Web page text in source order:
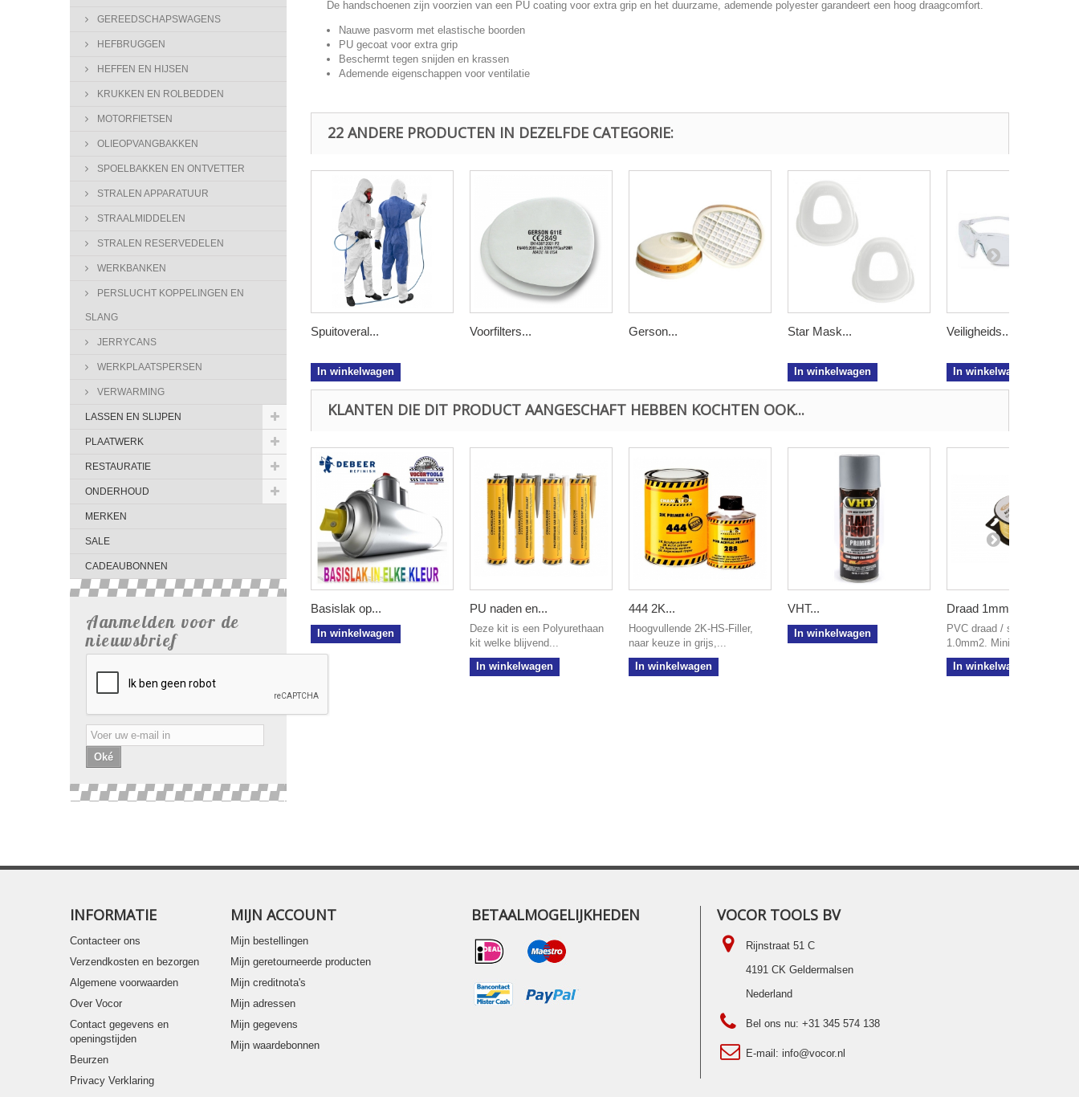
GEREEDSCHAPSWAGENS
HEFBRUGGEN
HEFFEN EN HIJSEN
KRUKKEN EN ROLBEDDEN
MOTORFIETSEN
OLIEOPVANGBAKKEN
SPOELBAKKEN EN ONTVETTER
STRALEN APPARATUUR
STRAALMIDDELEN
STRALEN RESERVEDELEN
WERKBANKEN
PERSLUCHT KOPPELINGEN EN
SLANG
JERRYCANS
WERKPLAATSPERSEN
VERWARMING
LASSEN EN SLIJPEN
PLAATWERK
RESTAURATIE
ONDERHOUD
MERKEN
SALE
CADEAUBONNEN
Aanmelden voor de
nieuwsbrief
Oké
De handschoenen zijn voorzien van een PU coating voor extra grip en het duurzame, ademende polyester garandeert een hoog draagcomfort.
Nauwe pasvorm met elastische boorden
PU gecoat voor extra grip
Beschermt tegen snijden en krassen
Ademende eigenschappen voor ventilatie
22 ANDERE PRODUCTEN IN DEZELFDE CATEGORIE:
Spuitoveral...
In winkelwagen
Voorfilters... Gerson... Star Mask...
In winkelwagen
Veiligheids...
In winkelwagen
KLANTEN DIE DIT PRODUCT AANGESCHAFT HEBBEN KOCHTEN OOK...
Basislak op...
In winkelwagen
PU naden en...
Deze kit is een Polyurethaan
kit welke blijvend...
In winkelwagen
444 2K...
Hoogvullende 2K-HS-Filler,
naar keuze in grijs,...
In winkelwagen
VHT...
In winkelwagen
Draad 1mm2...
PVC draad / snoer
1.0mm2. Mini haspel met
In winkelwagen
INFORMATIE
Contacteer ons
Verzendkosten en bezorgen
Algemene voorwaarden
Over Vocor
Contact gegevens en
openingstijden
Beurzen
Privacy Verklaring
MIJN ACCOUNT
Mijn bestellingen
Mijn geretourneerde producten
Mijn creditnota's
Mijn adressen
Mijn gegevens
Mijn waardebonnen
BETAALMOGELIJKHEDEN VOCOR TOOLS BV
Rijnstraat 51 C
4191 CK Geldermalsen
Nederland
Bel ons nu: +31 345 574 138
E-mail: info@vocor.nl